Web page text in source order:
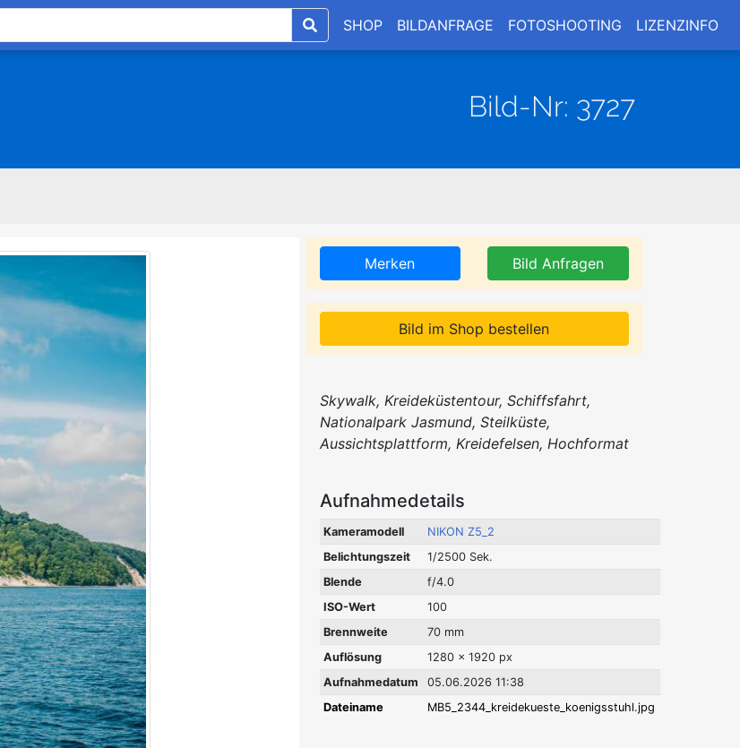
SHOP BILDANFRAGE FOTOSHOOTING LIZENZINFO
Bild-Nr: 3727
Merken Bild Anfragen
Bild im Shop bestellen
Skywalk, Kreideküstentour, Schiffsfahrt,
Nationalpark Jasmund, Steilküste,
Aussichtsplattform, Kreidefelsen, Hochformat
Aufnahmedetails
Kameramodell
NIKON Z5_2
Belichtungszeit
1/2500 Sek.
Blende
f/4.0
ISO-Wert
100
Brennweite
70 mm
Auflösung
1280 x 1920 px
Aufnahmedatum
05.06.2026 11:38
Dateiname
MB5_2344_kreidekueste_koenigsstuhl.jpg